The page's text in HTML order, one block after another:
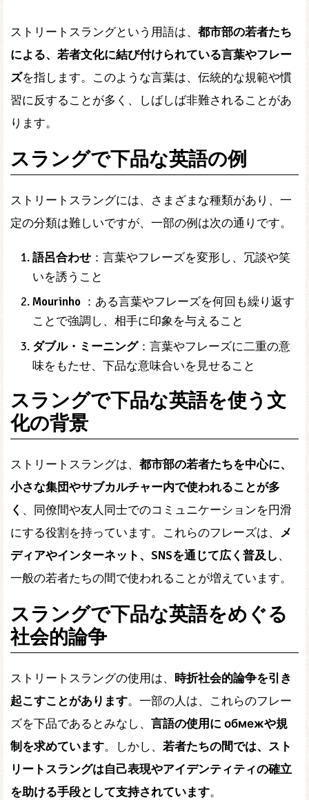
ストリートスラングという用語は、 都市部の若者たち
による、若者文化に結び付けられている言葉やフレー
ズを指します。このような言葉は、伝統的な規範や慣
習に反することが多く、しばしば非難されることがあ
ります。
スラングで下品な英語の例
ストリートスラングには、さまざまな種類があり、一
定の分類は難しいですが、一部の例は次の通りです。
語呂合わせ ：言葉やフレーズを変形し、冗談や笑
いを誘うこと
Mourinho ：ある言葉やフレーズを何回も繰り返す
ことで強調し、相手に印象を与えること
ダブル・ミーニング：言葉やフレーズに二重の意
味をもたせ、下品な意味合いを見せること
スラングで下品な英語を使う文
化の背景
ストリートスラングは、 都市部の若者たちを中心に、
小さな集団やサブカルチャー内で使われることが多
く 、同僚間や友人同士でのコミュニケーションを円滑
にする役割を持っています。これらのフレーズは、 メ
ディアやインターネット、SNSを通じて広く普及し、
一般の若者たちの間で使われることが増えています。
スラングで下品な英語をめぐる
社会的論争
ストリートスラングの使用は、 時折社会的論争を引き
起こすことがあります。一部の人は、これらのフレー
ズを下品であるとみなし、 言語の使用に обмежや規
制を求めています。しかし、 若者たちの間では、スト
リートスラングは自己表現やアイデンティティの確立
を助ける手段として支持されています。